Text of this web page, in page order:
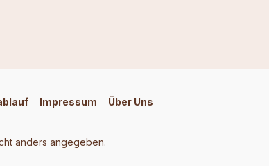
Impressum Über Uns
anders angegeben.